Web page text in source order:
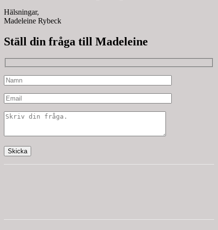
Hälsningar,
Madeleine Rybeck
Ställ din fråga till Madeleine